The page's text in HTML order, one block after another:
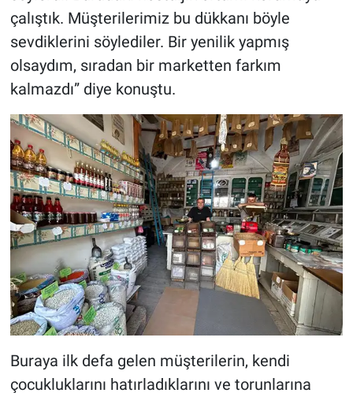
çalıştık. Müşterilerimiz bu dükkanı böyle
sevdiklerini söylediler. Bir yenilik yapmış
olsaydım, sıradan bir marketten farkım
kalmazdı” diye konuştu.
Buraya ilk defa gelen müşterilerin, kendi
çocukluklarını hatırladıklarını ve torunlarına